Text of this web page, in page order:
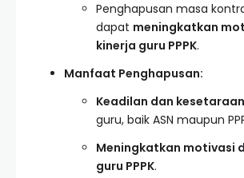
Penghapusan masa
dapat meningkatkan
kinerja guru PPPK.
Manfaat Penghapusan:
Keadilan dan kesetaraan
guru, baik ASN maupun
Meningkatkan motivasi
guru PPPK.